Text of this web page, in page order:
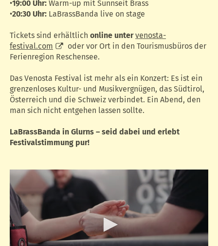
•19:00 Uhr: Warm-up mit Sunnseit Brass
•20:30 Uhr: LaBrassBanda live on stage
Tickets sind erhältlich online unter venosta-
festival.com
oder vor Ort in den Tourismusbüros der
Ferienregion Reschensee.
Das Venosta Festival ist mehr als ein Konzert: Es ist ein
grenzenloses Kultur- und Musikvergnügen, das Südtirol,
Österreich und die Schweiz verbindet. Ein Abend, den
man sich nicht entgehen lassen sollte.
LaBrassBanda in Glurns – seid dabei und erlebt
Festivalstimmung pur!